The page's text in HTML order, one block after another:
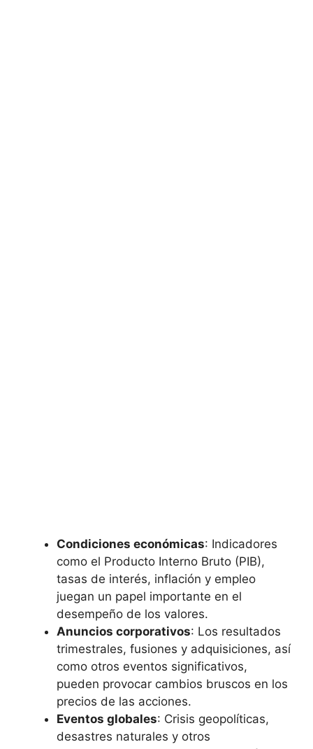
Condiciones económicas: Indicadores
como el Producto Interno Bruto (PIB),
tasas de interés, inflación y empleo
juegan un papel importante en el
desempeño de los valores.
Anuncios corporativos: Los resultados
trimestrales, fusiones y adquisiciones, así
como otros eventos significativos,
pueden provocar cambios bruscos en los
precios de las acciones.
Eventos globales: Crisis geopolíticas,
desastres naturales y otros